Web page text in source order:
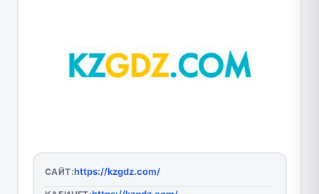
САЙТ:https://kzgdz.com/